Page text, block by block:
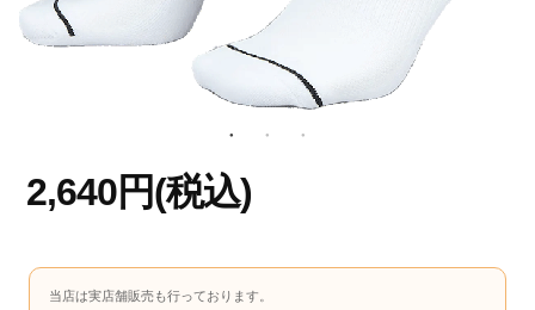
2,640円(税込)
当店は実店舗販売も行っております。